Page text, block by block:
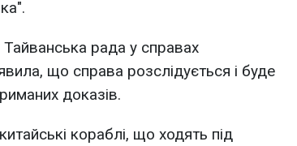
рада у справах
що справа розслідується і буде
доказів.
кораблі, що ходять під